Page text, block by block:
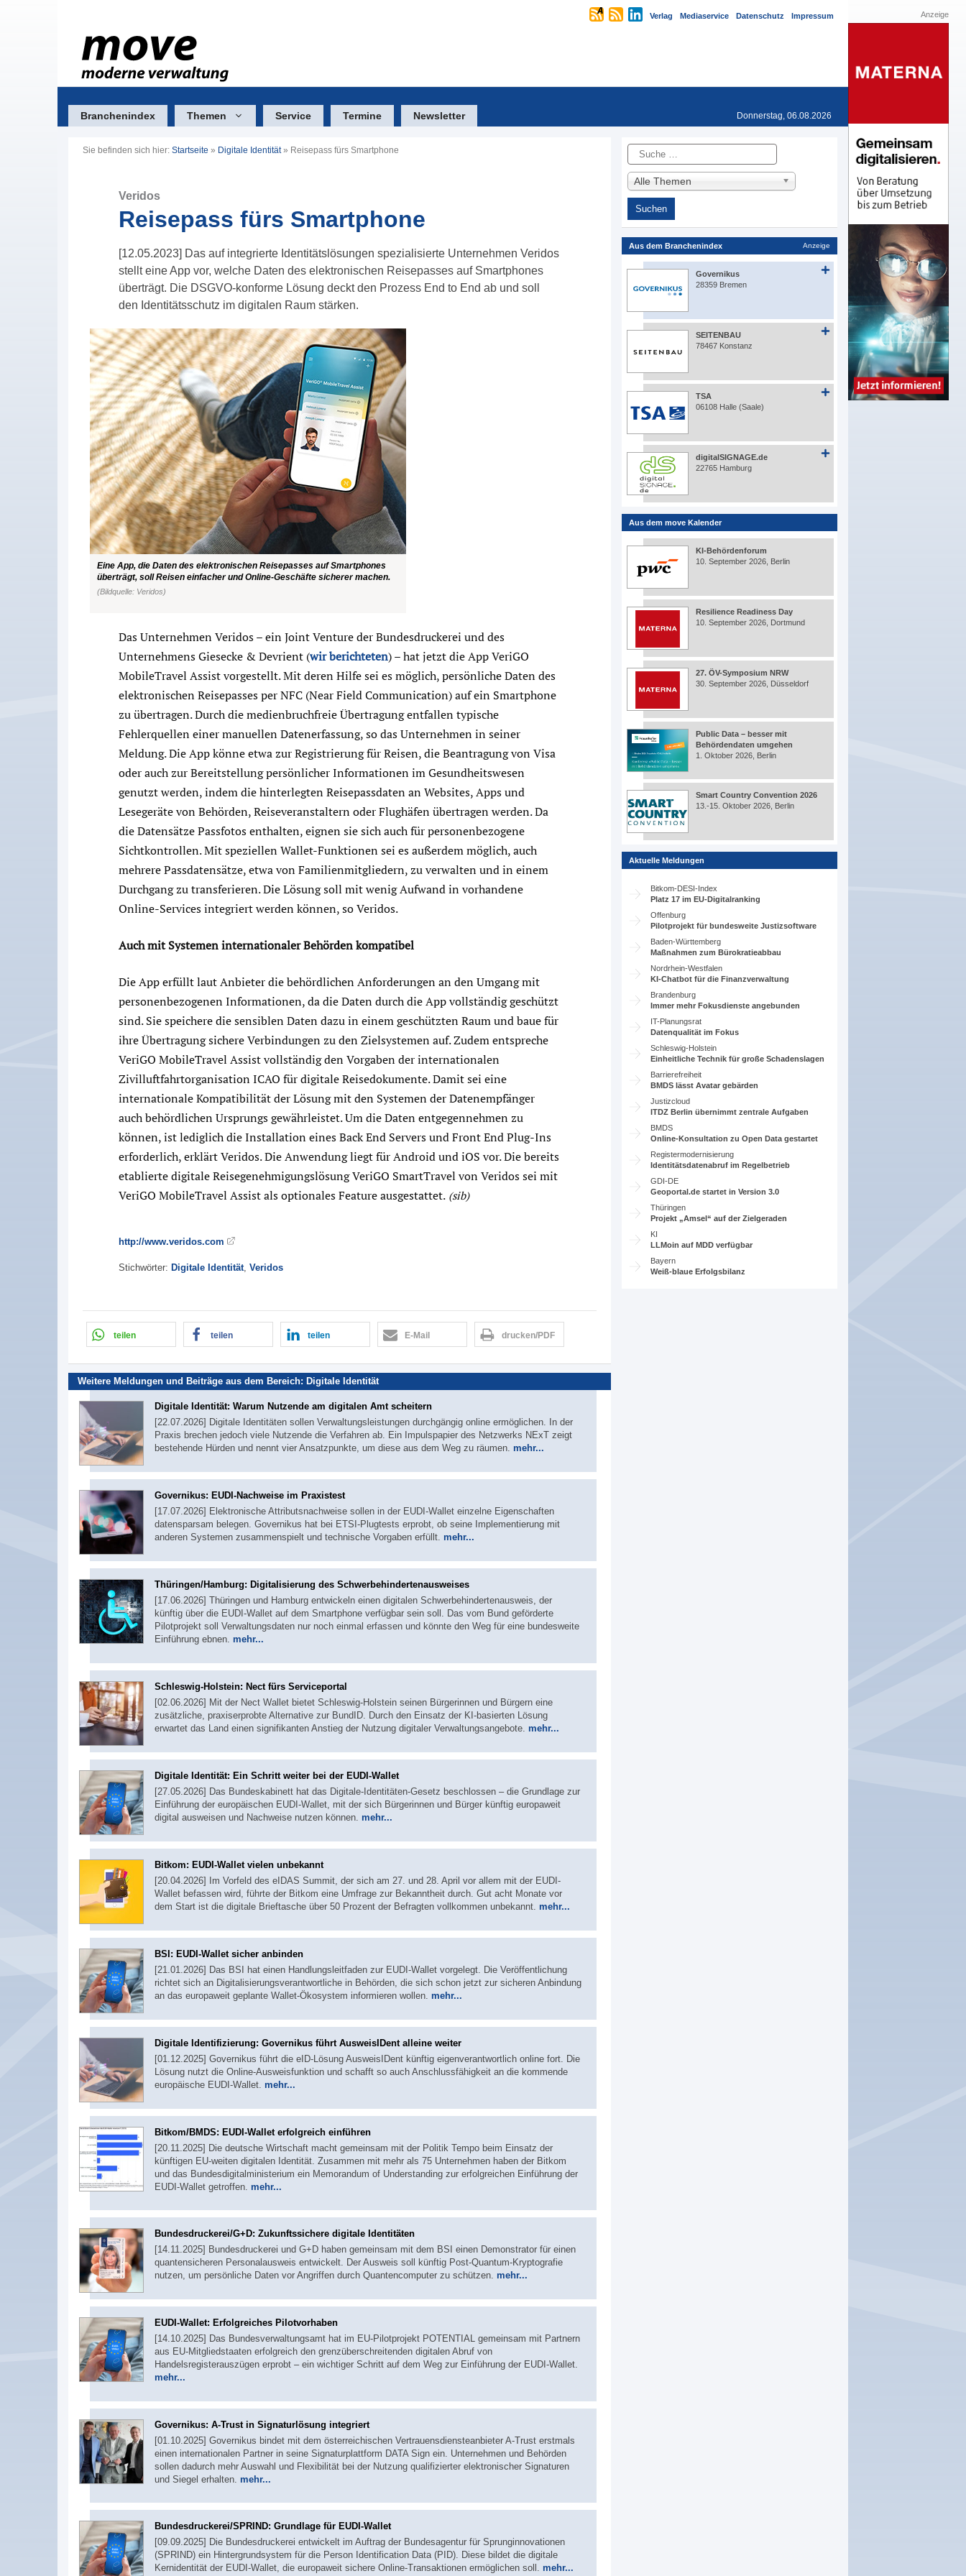
Verlag Mediaservice Datenschutz Impressum
Branchenindex Themen Service Termine Newsletter Donnerstag, 06.08.2026
Sie befinden sich hier: Startseite » Digitale Identität» Reisepass fürs Smartphone
Veridos
Reisepass fürs Smartphone
[12.05.2023] Das auf integrierte Identitätslösungen spezialisierte Unternehmen Veridos
stellt eine App vor, welche Daten des elektronischen Reisepasses auf Smartphones
überträgt. Die DSGVO-konforme Lösung deckt den Prozess End to End ab und soll
den Identitätsschutz im digitalen Raum stärken.
Eine App, die Daten des elektronischen Reisepasses auf Smartphones
überträgt, soll Reisen einfacher und Online-Geschäfte sicherer machen.
(Bildquelle: Veridos)
Das Unternehmen Veridos – ein Joint Venture der Bundesdruckerei und des
Unternehmens Giesecke & Devrient (wir berichteten) – hat jetzt die App VeriGO
MobileTravel Assist vorgestellt. Mit deren Hilfe sei es möglich, persönliche Daten des
elektronischen Reisepasses per NFC (Near Field Communication) auf ein Smartphone
zu übertragen. Durch die medienbruchfreie Übertragung entfallen typische
Fehlerquellen einer manuellen Datenerfassung, so das Unternehmen in seiner
Meldung. Die App könne etwa zur Registrierung für Reisen, die Beantragung von Visa
oder auch zur Bereitstellung persönlicher Informationen im Gesundheitswesen
genutzt werden, indem die hinterlegten Reisepassdaten an Websites, Apps und
Lesegeräte von Behörden, Reiseveranstaltern oder Flughäfen übertragen werden. Da
die Datensätze Passfotos enthalten, eignen sie sich auch für personenbezogene
Sichtkontrollen. Mit speziellen Wallet-Funktionen sei es außerdem möglich, auch
mehrere Passdatensätze, etwa von Familienmitgliedern, zu verwalten und in einem
Durchgang zu transferieren. Die Lösung soll mit wenig Aufwand in vorhandene
Online-Services integriert werden können, so Veridos.
Auch mit Systemen internationaler Behörden kompatibel
Die App erfüllt laut Anbieter die behördlichen Anforderungen an den Umgang mit
personenbezogenen Informationen, da die Daten durch die App vollständig geschützt
sind. Sie speichere die sensiblen Daten dazu in einem geschützten Raum und baue für
ihre Übertragung sichere Verbindungen zu den Zielsystemen auf. Zudem entspreche
VeriGO MobileTravel Assist vollständig den Vorgaben der internationalen
Zivilluftfahrtorganisation ICAO für digitale Reisedokumente. Damit sei eine
internationale Kompatibilität der Lösung mit den Systemen der Datenempfänger
auch behördlichen Ursprungs gewährleistet. Um die Daten entgegennehmen zu
können, ist lediglich die Installation eines Back End Servers und Front End Plug-Ins
erforderlich, erklärt Veridos. Die Anwendung liegt für Android und iOS vor. Die bereits
etablierte digitale Reisegenehmigungslösung VeriGO SmartTravel von Veridos sei mit
VeriGO MobileTravel Assist als optionales Feature ausgestattet. (sib)
http://www.veridos.com
Stichwörter: Digitale Identität Veridos
teilen teilen teilen E-Mail drucken/PDF
Weitere Meldungen und Beiträge aus dem Bereich: Digitale Identität
Digitale Identität: Warum Nutzende am digitalen Amt scheitern
[22.07.2026] Digitale Identitäten sollen Verwaltungsleistungen durchgängig online ermöglichen. In der
Praxis brechen jedoch viele Nutzende die Verfahren ab. Ein Impulspapier des Netzwerks NExT zeigt
bestehende Hürden und nennt vier Ansatzpunkte, um diese aus dem Weg zu räumen. mehr...
Governikus: EUDI-Nachweise im Praxistest
[17.07.2026] Elektronische Attributsnachweise sollen in der EUDI-Wallet einzelne Eigenschaften
datensparsam belegen. Governikus hat bei ETSI-Plugtests erprobt, ob seine Implementierung mit
anderen Systemen zusammenspielt und technische Vorgaben erfüllt. mehr...
Thüringen/Hamburg: Digitalisierung des Schwerbehindertenausweises
[17.06.2026] Thüringen und Hamburg entwickeln einen digitalen Schwerbehindertenausweis, der
künftig über die EUDI-Wallet auf dem Smartphone verfügbar sein soll. Das vom Bund geförderte
Pilotprojekt soll Verwaltungsdaten nur noch einmal erfassen und könnte den Weg für eine bundesweite
Einführung ebnen. mehr...
Schleswig-Holstein: Nect fürs Serviceportal
[02.06.2026] Mit der Nect Wallet bietet Schleswig-Holstein seinen Bürgerinnen und Bürgern eine
zusätzliche, praxiserprobte Alternative zur BundID. Durch den Einsatz der KI-basierten Lösung
erwartet das Land einen signifikanten Anstieg der Nutzung digitaler Verwaltungsangebote. mehr...
Digitale Identität: Ein Schritt weiter bei der EUDI-Wallet
[27.05.2026] Das Bundeskabinett hat das Digitale-Identitäten-Gesetz beschlossen – die Grundlage zur
Einführung der europäischen EUDI-Wallet, mit der sich Bürgerinnen und Bürger künftig europaweit
digital ausweisen und Nachweise nutzen können. mehr...
Bitkom: EUDI-Wallet vielen unbekannt
[20.04.2026] Im Vorfeld des eIDAS Summit, der sich am 27. und 28. April vor allem mit der EUDI-
Wallet befassen wird, führte der Bitkom eine Umfrage zur Bekanntheit durch. Gut acht Monate vor
dem Start ist die digitale Brieftasche über 50 Prozent der Befragten vollkommen unbekannt. mehr...
BSI: EUDI-Wallet sicher anbinden
[21.01.2026] Das BSI hat einen Handlungsleitfaden zur EUDI-Wallet vorgelegt. Die Veröffentlichung
richtet sich an Digitalisierungsverantwortliche in Behörden, die sich schon jetzt zur sicheren Anbindung
an das europaweit geplante Wallet-Ökosystem informieren wollen. mehr...
Digitale Identifizierung: Governikus führt AusweisIDent alleine weiter
[01.12.2025] Governikus führt die eID-Lösung AusweisIDent künftig eigenverantwortlich online fort. Die
Lösung nutzt die Online-Ausweisfunktion und schafft so auch Anschlussfähigkeit an die kommende
europäische EUDI-Wallet. mehr...
Bitkom/BMDS: EUDI-Wallet erfolgreich einführen
[20.11.2025] Die deutsche Wirtschaft macht gemeinsam mit der Politik Tempo beim Einsatz der
künftigen EU-weiten digitalen Identität. Zusammen mit mehr als 75 Unternehmen haben der Bitkom
und das Bundesdigitalministerium ein Memorandum of Understanding zur erfolgreichen Einführung der
EUDI-Wallet getroffen. mehr...
Bundesdruckerei/G+D: Zukunftssichere digitale Identitäten
[14.11.2025] Bundesdruckerei und G+D haben gemeinsam mit dem BSI einen Demonstrator für einen
quantensicheren Personalausweis entwickelt. Der Ausweis soll künftig Post-Quantum-Kryptografie
nutzen, um persönliche Daten vor Angriffen durch Quantencomputer zu schützen. mehr...
EUDI-Wallet: Erfolgreiches Pilotvorhaben
[14.10.2025] Das Bundesverwaltungsamt hat im EU-Pilotprojekt POTENTIAL gemeinsam mit Partnern
aus EU-Mitgliedstaaten erfolgreich den grenzüberschreitenden digitalen Abruf von
Handelsregisterauszügen erprobt – ein wichtiger Schritt auf dem Weg zur Einführung der EUDI-Wallet.
mehr...
Governikus: A-Trust in Signaturlösung integriert
[01.10.2025] Governikus bindet mit dem österreichischen Vertrauensdiensteanbieter A-Trust erstmals
einen internationalen Partner in seine Signaturplattform DATA Sign ein. Unternehmen und Behörden
sollen dadurch mehr Auswahl und Flexibilität bei der Nutzung qualifizierter elektronischer Signaturen
und Siegel erhalten. mehr...
Bundesdruckerei/SPRIND: Grundlage für EUDI-Wallet
[09.09.2025] Die Bundesdruckerei entwickelt im Auftrag der Bundesagentur für Sprunginnovationen
(SPRIND) ein Hintergrundsystem für die Person Identification Data (PID). Diese bildet die digitale
Kernidentität der EUDI-Wallet, die europaweit sichere Online-Transaktionen ermöglichen soll. mehr...
Suche
Alle Themen
Aus dem Branchenindex Anzeige
Governikus
28359 Bremen
SEITENBAU
78467 Konstanz
TSA
06108 Halle (Saale)
digitalSIGNAGE.de
22765 Hamburg
Aus dem move Kalender
KI-Behördenforum
10. September 2026, Berlin
Resilience Readiness Day
10. September 2026, Dortmund
27. ÖV-Symposium NRW
30. September 2026, Düsseldorf
Public Data – besser mit
Behördendaten umgehen
1. Oktober 2026, Berlin
Smart Country Convention 2026
13.-15. Oktober 2026, Berlin
Aktuelle Meldungen
Bitkom-DESI-Index
Platz 17 im EU-Digitalranking
Offenburg
Pilotprojekt für bundesweite Justizsoftware
Baden-Württemberg
Maßnahmen zum Bürokratieabbau
Nordrhein-Westfalen
KI-Chatbot für die Finanzverwaltung
Brandenburg
Immer mehr Fokusdienste angebunden
IT-Planungsrat
Datenqualität im Fokus
Schleswig-Holstein
Einheitliche Technik für große Schadenslagen
Barrierefreiheit
BMDS lässt Avatar gebärden
Justizcloud
ITDZ Berlin übernimmt zentrale Aufgaben
BMDS
Online-Konsultation zu Open Data gestartet
Registermodernisierung
Identitätsdatenabruf im Regelbetrieb
GDI-DE
Geoportal.de startet in Version 3.0
Thüringen
Projekt „Amsel“ auf der Zielgeraden
KI
LLMoin auf MDD verfügbar
Bayern
Weiß-blaue Erfolgsbilanz
Anzeige